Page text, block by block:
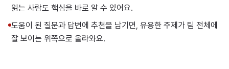
읽는 사람도 핵심을 바로 알 수 있어요.
도움이 된 질문과 답변에 추천을 남기면, 유용한 주제가 팀 전체에
잘 보이는 위쪽으로 올라와요.